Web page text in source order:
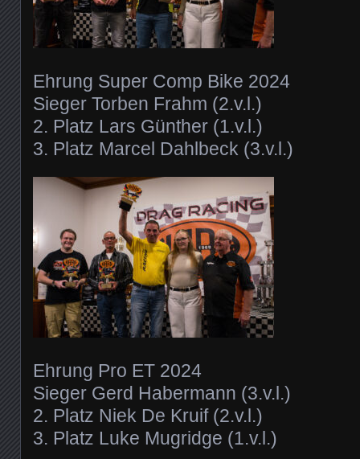
Ehrung Super Comp Bike 2024
Sieger Torben Frahm (2.v.l.)
2. Platz Lars Günther (1.v.l.)
3. Platz Marcel Dahlbeck (3.v.l.)
Ehrung Pro ET 2024
Sieger Gerd Habermann (3.v.l.)
2. Platz Niek De Kruif (2.v.l.)
3. Platz Luke Mugridge (1.v.l.)